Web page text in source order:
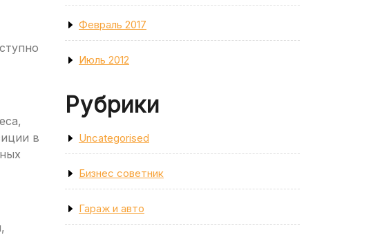
в
Февраль 2017
Июль 2012
Рубрики
Uncategorised
Бизнес советник
Гараж и авто